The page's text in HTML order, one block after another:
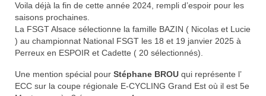
2008 à Aujourd’hui
Licence F.F.C.
Nos manifestations
Voila déjà la fin de cette année 2024, rempli d’espoir pour les
saisons prochaines.
La FSGT Alsace sélectionne la famille BAZIN ( Nicolas et Lucie
) au championnat National FSGT les 18 et 19 janvier 2025 à
Perreux en ESPOIR et Cadette ( 20 sélectionnés).
Une mention spécial pour Stéphane BROU qui représente l’
ECC sur la coupe régionale E-CYCLING Grand Est où il est 5e